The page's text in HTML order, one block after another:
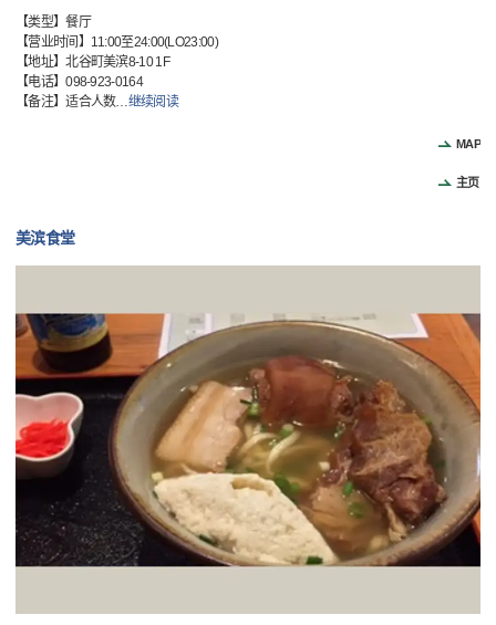
【类型】餐厅
【营业时间】11:00至24:00(LO23:00)
【地址】北谷町美滨8-10 1F
【电话】098-923-0164
【备注】适合人数…继续阅读
MAP
主页
美滨食堂